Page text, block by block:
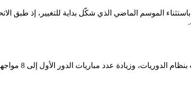
الموسم الماضي الذي شكّل بداية للتغيير، إذ طبق
وشهد النظام الجديد مشاركة 36 فريقًا بدلًا من 32، مع استبدال دور المجموعات بنظام